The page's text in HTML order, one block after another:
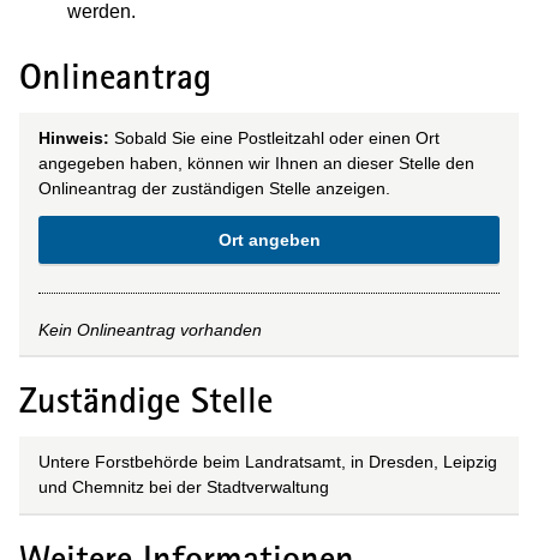
werden.
Onlineantrag
Hinweis: Sobald Sie eine Postleitzahl oder einen Ort
angegeben haben, können wir Ihnen an dieser Stelle den
Onlineantrag der zuständigen Stelle anzeigen.
Ort angeben
Kein Onlineantrag vorhanden
Zuständige Stelle
Untere Forstbehörde beim Landratsamt, in Dresden, Leipzig
und Chemnitz bei der Stadtverwaltung